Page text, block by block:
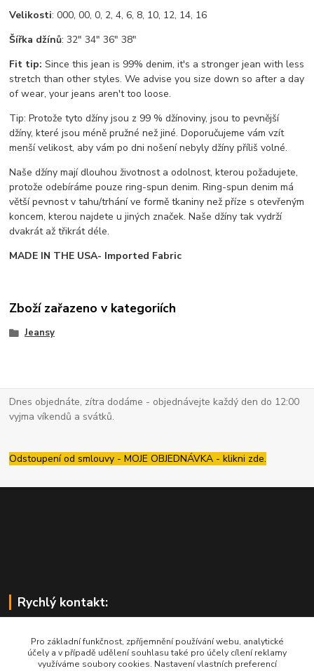
Velikosti: 000, 00, 0, 2, 4, 6, 8, 10, 12, 14, 16
Šířka džínů: 32" 34" 36" 38"
Fit tip: Since this jean is 99% denim, it's a stronger jean with less
stretch than other styles. We advise you size down so after a day
of wear, your jeans aren't too loose.
Tip: Protože tyto džíny jsou z 99 % džínoviny, jsou to pevnější
džíny, které jsou méně pružné než jiné. Doporučujeme vám vzít
menší velikost, aby vám po dni nošení nebyly džíny příliš volné.
Naše džíny mají dlouhou životnost a odolnost, kterou požadujete,
protože odebíráme pouze ring-spun denim. Ring-spun denim má
větší pevnost v tahu/trhání ve formě tkaniny než příze s otevřeným
koncem, kterou najdete u jiných značek. Naše džíny tak vydrží
dvakrát až třikrát déle.
MADE IN THE USA- Imported Fabric
Zboží zařazeno v kategoriích
Jeansy
Dnes objednáte, zítra dodáme - objednávejte každý den do 12:00
vyjma víkendů a svátků.
Odstoupení od smlouvy - MOJE OBJEDNÁVKA - klikni zde.
Rychlý kontakt:
Pro základní funkčnost, zpříjemnění používání webu, analytické
účely a v případě udělení souhlasu také pro účely cílení reklamy
využíváme soubory cookies. Nastavení vlastních preferencí